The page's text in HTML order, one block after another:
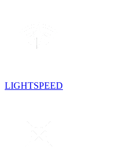
LIGHTSPEED